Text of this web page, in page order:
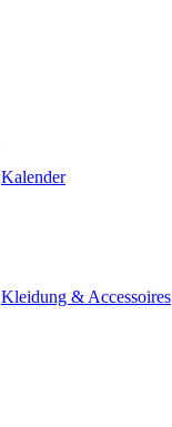
Kalender
Kleidung & Accessoires